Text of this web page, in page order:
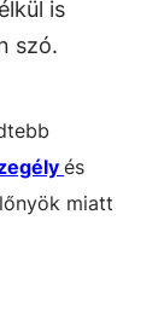
is
szó.
és
miatt